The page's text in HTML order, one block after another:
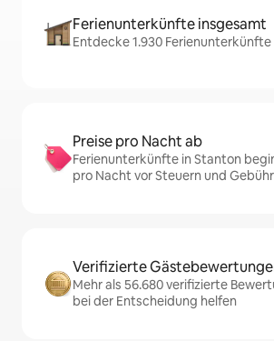
Ferienunterkünfte insgesamt
Entdecke 1.930
Preise pro Nacht ab
Ferienunterkünfte in Stanton
pro Nacht vor Steuern und
Verifizierte
Mehr als 56.680 verifizierte
bei der Entscheidung helfen